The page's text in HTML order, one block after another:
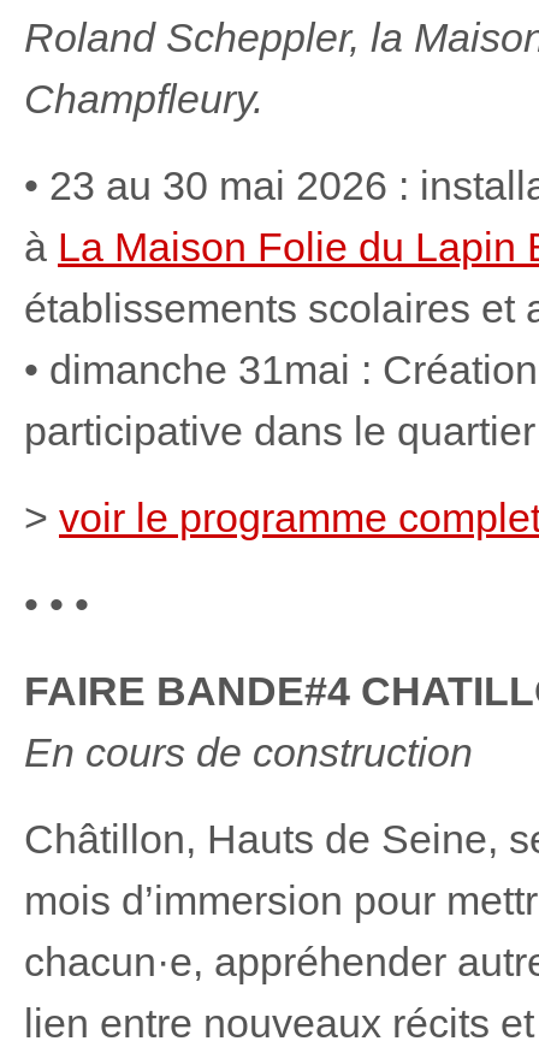
Roland Scheppler, la
Champfleury.
• 23 au 30 mai 2026 :
à La Maison Folie du Lapin
établissements scolaires et
• dimanche 31mai :
participative dans le
> voir le programme
• • •
FAIRE BANDE#4
En cours de construction
Châtillon, Hauts de Seine,
mois d’immersion pour
chacun·e, appréhender
lien entre nouveaux récits